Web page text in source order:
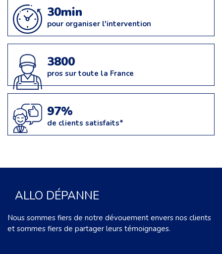
30min
pour organiser l'intervention
3800
pros sur toute la France
97%
de clients satisfaits*
ALLO DÉPANNE
Nous sommes fiers de notre dévouement envers nos clients
et sommes fiers de partager leurs témoignages.